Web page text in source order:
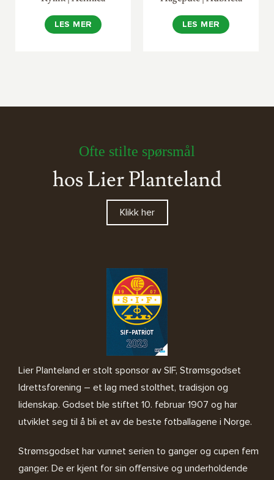
LES MER LES MER
Ofte stilte spørsmål
hos Lier Planteland
Klikk her
Lier Planteland er stolt sponsor av SIF, Strømsgodset
Idrettsforening – et lag med stolthet, tradisjon og
lidenskap. Godset ble stiftet 10. februar 1907 og har
utviklet seg til å bli et av de beste fotballagene i Norge.
Strømsgodset har vunnet serien to ganger og cupen fem
ganger. De er kjent for sin offensive og underholdende